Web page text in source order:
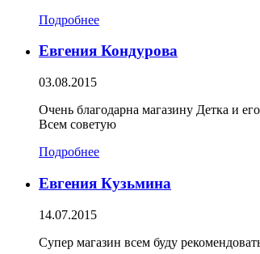
Подробнее
Евгения Кондурова
03.08.2015
Очень благодарна магазину Детка и
Всем советую
Подробнее
Евгения Кузьмина
14.07.2015
Супер магазин всем буду